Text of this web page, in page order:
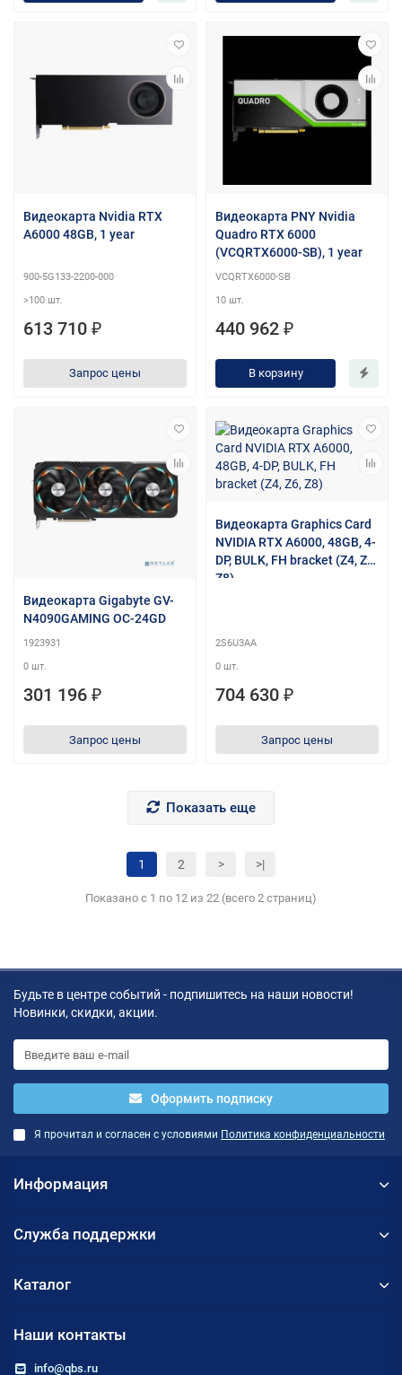
Видеокарта Nvidia RTX
A6000 48GB, 1 year
900-5G133-2200-000
>100 шт.
613 710 ₽
Запрос цены
Видеокарта PNY Nvidia
Quadro RTX 6000
(VCQRTX6000-SB), 1 year
VCQRTX6000-SB
10 шт.
440 962 ₽
В корзину
Видеокарта Gigabyte GV-
N4090GAMING OC-24GD
1923931
0 шт.
301 196 ₽
Запрос цены
Видеокарта Graphics Card
NVIDIA RTX A6000, 48GB, 4-
DP, BULK, FH bracket (Z4, Z6,
Z8)
2S6U3AA
0 шт.
704 630 ₽
Запрос цены
Показать еще
1 2 > >|
Показано с 1 по 12 из 22 (всего 2 страниц)
Будьте в центре событий - подпишитесь на наши новости!
Новинки, скидки, акции.
Оформить подписку
Я прочитал и согласен с условиями Политика конфиденциальности
Информация
Служба поддержки
Каталог
Наши контакты
info@qbs.ru